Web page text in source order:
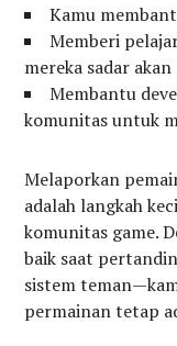
Kamu
Memberi
mereka sadar
Membantu
komunitas untuk
Melaporkan
adalah langkah
komunitas game.
baik saat
sistem
permainan tetap